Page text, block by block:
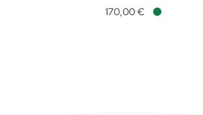
170,00 €